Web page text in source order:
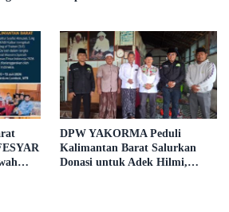
DPW YAKORMA Peduli
Kalimantan Barat Salurkan
Donasi untuk Adek Hilmi,